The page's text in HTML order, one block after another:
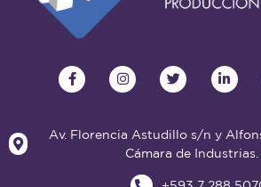
Av. Florencia Astudillo s/n y
Cámara de Industrias.